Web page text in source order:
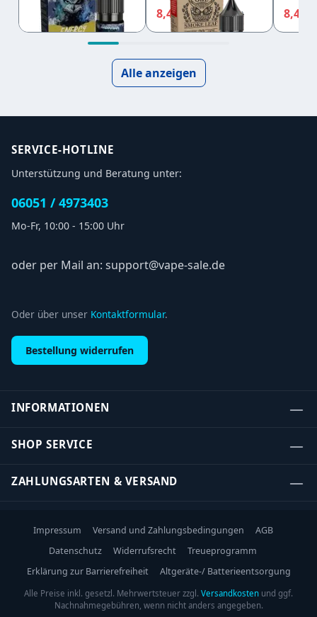
Energy 10ml
10mg
8,49 € 9,45 €
Smoke Leaf
Nikotinsalz
8,49 € 9,45 € 8,49
Alle anzeigen
SERVICE-HOTLINE
Unterstützung und Beratung unter:
06051 / 4973403
Mo-Fr, 10:00 - 15:00 Uhr
oder per Mail an: support@vape-sale.de
Oder über unser Kontaktformular.
Bestellung widerrufen
INFORMATIONEN
SHOP SERVICE
ZAHLUNGSARTEN & VERSAND
Impressum Versand und Zahlungsbedingungen
AGB
Datenschutz
Widerrufsrecht
Treueprogramm
Erklärung zur Barrierefreiheit
Altgeräte-/ Batterieentsorgung
Alle Preise inkl. gesetzl. Mehrwertsteuer zzgl. Versandkosten und ggf.
Nachnahmegebühren, wenn nicht anders angegeben.